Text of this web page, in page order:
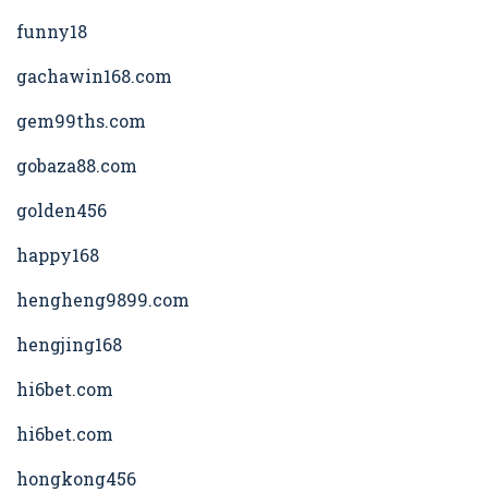
funny18
gachawin168.com
gem99ths.com
gobaza88.com
golden456
happy168
hengheng9899.com
hengjing168
hi6bet.com
hi6bet.com
hongkong456